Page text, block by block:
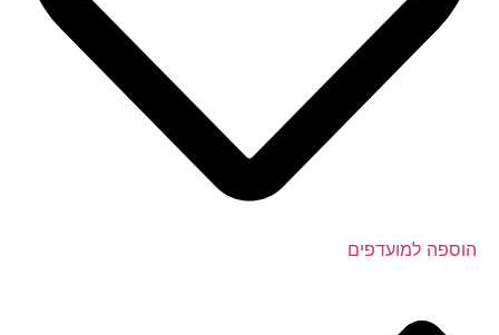
הוספה למועדפים